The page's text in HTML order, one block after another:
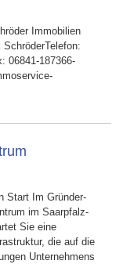
Immobilien
06841-187366-
Start Im Gründer-
im Saarpfalz-
Sie eine
die auf die
Unternehmens